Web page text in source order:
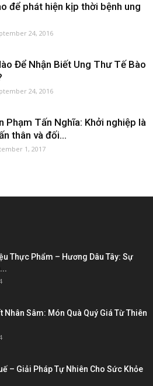
để phát hiện kịp thời bệnh ung
24, 2016
Để Nhận Biết Ung Thư Tế Bào
24, 2016
Phạm Tấn Nghĩa: Khởi nghiệp là
thân và đối...
1, 2017
Thực Phẩm – Hương Dâu Tây: Sự
Nhân Sâm: Món Quà Quý Giá Từ Thiên
– Giải Pháp Tự Nhiên Cho Sức Khỏe